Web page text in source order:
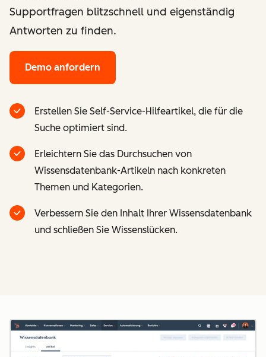
Supportfragen blitzschnell und eigenständig
Antworten zu finden.
Demo anfordern
Erstellen Sie Self-Service-Hilfeartikel, die für die
Suche optimiert sind.
Erleichtern Sie das Durchsuchen von
Wissensdatenbank-Artikeln nach konkreten
Themen und Kategorien.
Verbessern Sie den Inhalt Ihrer Wissensdatenbank
und schließen Sie Wissenslücken.